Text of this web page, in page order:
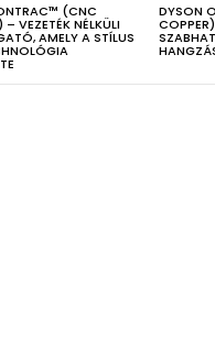
(CNC
VEZETÉK NÉLKÜLI
AMELY A STÍLUS
DYSON